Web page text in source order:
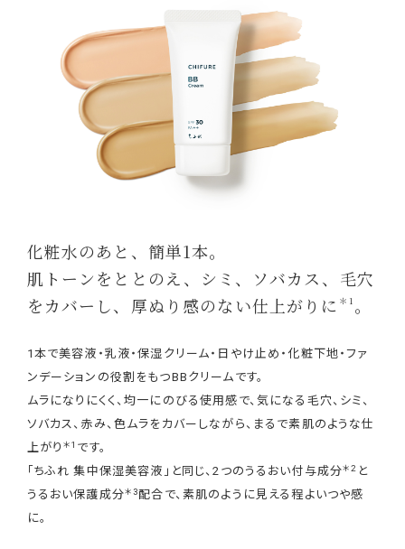
化粧水のあと、簡単1本。
肌トーンをととのえ、シミ、ソバカス、毛穴
をカバーし、厚ぬり感のない仕上がりに ＊1 。
1本で美容液・乳液・保湿クリーム・日やけ止め・化粧下地・ファ
ンデーションの役割をもつBBクリームです。
ムラになりにくく、均一にのびる使用感で、気になる毛穴、シミ、
ソバカス、赤み、色ムラをカバーしながら、まるで素肌のような仕
上がり＊1 です。
「ちふれ 集中保湿美容液」と同じ、2つのうるおい付与成分＊2 と
うるおい保護成分＊3配合で、素肌のように見える程よいつや感
に。